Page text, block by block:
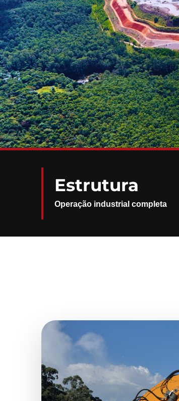
Estrutura
Operação industrial completa